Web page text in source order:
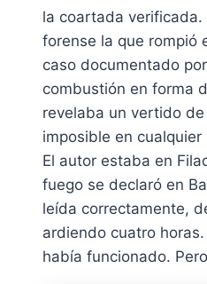
la coartada verificada.
forense la que rompió
caso documentado
combustión en forma
revelaba un vertido
imposible en
El autor estaba en
fuego se declaró en
leída correctamente,
ardiendo cuatro
había funcionado.